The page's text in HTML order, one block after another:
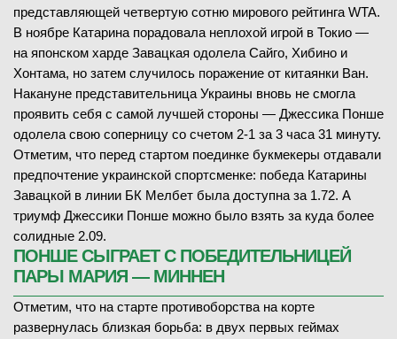
представляющей четвертую сотню мирового рейтинга WTA.
В ноябре Катарина порадовала неплохой игрой в Токио —
на японском харде Завацкая одолела Сайго, Хибино и
Хонтама, но затем случилось поражение от китаянки Ван.
Накануне представительница Украины вновь не смогла
проявить себя с самой лучшей стороны — Джессика Понше
одолела свою соперницу со счетом 2-1 за 3 часа 31 минуту.
Отметим, что перед стартом поединке букмекеры отдавали
предпочтение украинской спортсменке: победа Катарины
Завацкой в линии БК Мелбет была доступна за 1.72. А
триумф Джессики Понше можно было взять за куда более
солидные 2.09.
ПОНШЕ СЫГРАЕТ С ПОБЕДИТЕЛЬНИЦЕЙ
ПАРЫ МАРИЯ — МИННЕН
Отметим, что на старте противоборства на корте
развернулась близкая борьба: в двух первых геймах